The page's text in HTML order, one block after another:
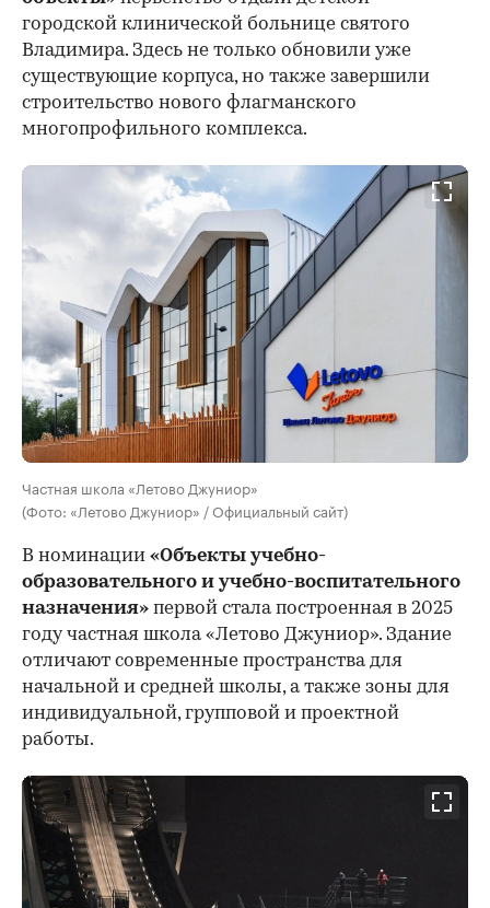
городской клинической больнице святого
Владимира. Здесь не только обновили уже
существующие корпуса, но также завершили
строительство нового флагманского
многопрофильного комплекса.
Частная школа «Летово Джуниор»
(Фото: «Летово Джуниор» / Официальный сайт)
В номинации «Объекты учебно-
образовательного и учебно-воспитательного
назначения» первой стала построенная в 2025
году частная школа «Летово Джуниор». Здание
отличают современные пространства для
начальной и средней школы, а также зоны для
индивидуальной, групповой и проектной
работы.